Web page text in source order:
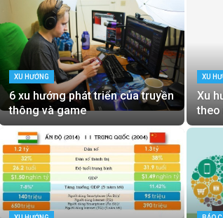
XU HƯỚNG
6 xu hướng phát triển của truyền
thông và game
XU
Xu
theo